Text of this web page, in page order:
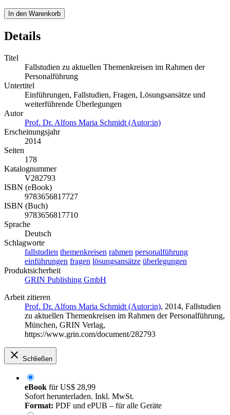
In den Warenkorb
Details
Titel
Fallstudien zu aktuellen Themenkreisen im Rahmen der
Personalführung
Untertitel
Einführungen, Fallstudien, Fragen, Lösungsansätze und
weiterführende Überlegungen
Autor
Prof. Dr. Alfons Maria Schmidt (Autor:in)
Erscheinungsjahr
2014
Seiten
178
Katalognummer
V282793
ISBN (eBook)
9783656817727
ISBN (Buch)
9783656817710
Sprache
Deutsch
Schlagworte
fallstudien themenkreisen rahmen personalführung
einführungen fragen lösungsansätze überlegungen
Produktsicherheit
GRIN Publishing GmbH
Arbeit zitieren
Prof. Dr. Alfons Maria Schmidt (Autor:in), 2014, Fallstudien
zu aktuellen Themenkreisen im Rahmen der Personalführung,
München, GRIN Verlag,
https://www.grin.com/document/282793
Schließen
eBook fürUS$ 28,99
Sofort herunterladen. Inkl. MwSt.
Format: PDF und ePUB – für alle Geräte